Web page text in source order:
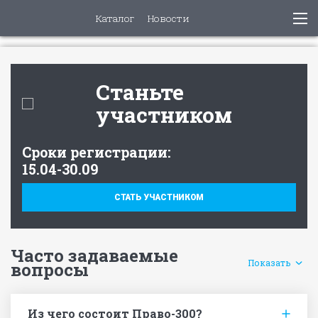
Каталог Новости
Станьте
участником
Cроки регистрации:
15.04-30.09
СТАТЬ УЧАСТНИКОМ
Часто задаваемые
вопросы Показать
Из чего состоит Право-300?